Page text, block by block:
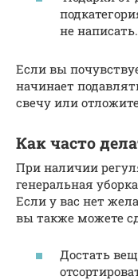
не написать.
Если вы
начинает
свечу или
Как часто
При наличии
генеральная
Если у вас нет
вы также можете
Достать